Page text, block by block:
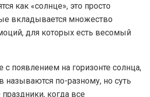
как «солнце», это просто
вкладывается множество
для которых есть весомый
появлением на горизонте солнца,
называются по-разному, но суть
когда все